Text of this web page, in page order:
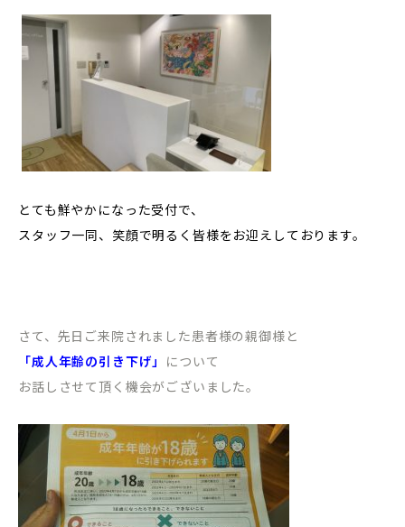
とても鮮やかになった受付で、
スタッフ一同、笑顔で明るく皆様をお迎えしております。
さて、先日ご来院されました患者様の親御様と
「成人年齢の引き下げ」 について
お話しさせて頂く機会がございました。